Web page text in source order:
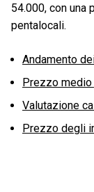
54.000, con una
pentalocali.
Andamento
Prezzo
Valutazione
Prezzo degli